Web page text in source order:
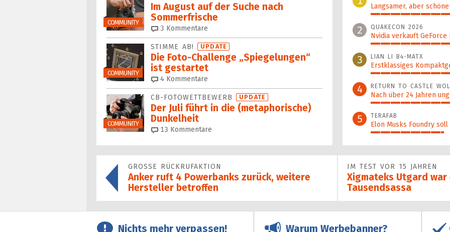
COMMUNITY
Im August auf der Suche nach
Sommerfrische
3 Kommentare
COMMUNITY
STIMME AB! UPDATE
Die Foto-Challenge „Spiegelungen“
ist gestartet
4 Kommentare
COMMUNITY
CB-FOTOWETTBEWERB UPDATE
Der Juli führt in die (metaphorische)
Dunkelheit
13 Kommentare
Langsamer, aber
100%
2 QUAKECON 2026
Nvidia verkauft GeForce
52%
3 LIAN LI B4-MATX
Erstklassiges
48%
4 RETURN TO CASTLE
Nach über 24 Jahren
42%
5 TERAFAB
Elon Musks Foundry
37%
GROSSE RÜCKRUFAKTION
Anker ruft 4 Powerbanks zurück, weitere
Hersteller betroffen
IM TEST VOR 15 JAHREN
Xigmateks Utgard
Tausendsassa
Nichts mehr verpassen! Warum Werbebanner?